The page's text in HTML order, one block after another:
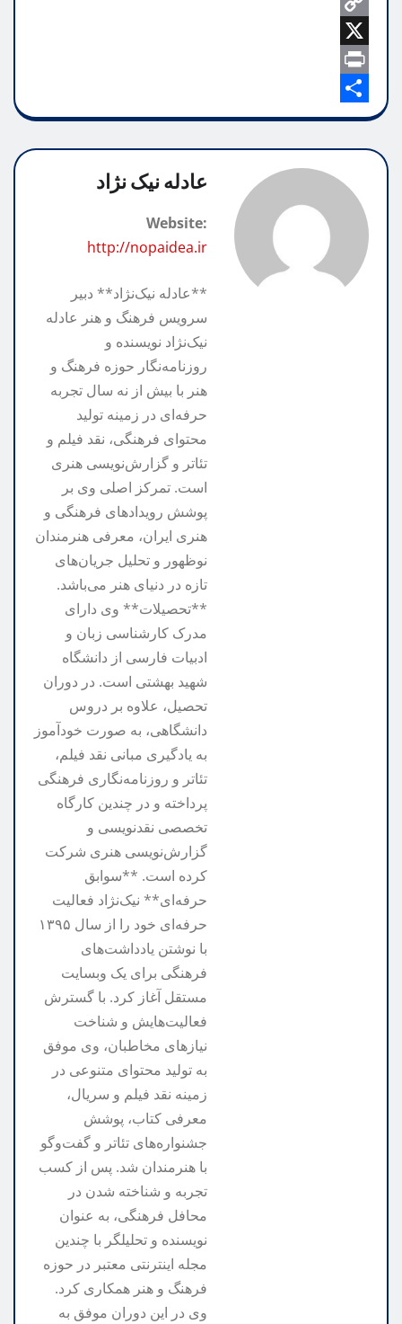
b
o
o
k
a
t
A
p
e
e
g
r
m
C
o
p
y
L
n
k
X
P
r
i
S
h
r
e
عادله نیک نژاد
Website:
http://nopaidea.ir
**عادله نیک‌نژاد** دبیر
سرویس فرهنگ و هنر عادله
نیک‌نژاد نویسنده و
روزنامه‌نگار حوزه فرهنگ و
هنر با بیش از نه سال تجربه
حرفه‌ای در زمینه تولید
محتوای فرهنگی، نقد فیلم و
تئاتر و گزارش‌نویسی هنری
است. تمرکز اصلی وی بر
پوشش رویدادهای فرهنگی و
هنری ایران، معرفی هنرمندان
نوظهور و تحلیل جریان‌های
تازه در دنیای هنر می‌باشد.
**تحصیلات** وی دارای
مدرک کارشناسی زبان و
ادبیات فارسی از دانشگاه
شهید بهشتی است. در دوران
تحصیل، علاوه بر دروس
دانشگاهی، به صورت خودآموز
به یادگیری مبانی نقد فیلم،
تئاتر و روزنامه‌نگاری فرهنگی
پرداخته و در چندین کارگاه
تخصصی نقدنویسی و
گزارش‌نویسی هنری شرکت
کرده است. **سوابق
حرفه‌ای** نیک‌نژاد فعالیت
حرفه‌ای خود را از سال ۱۳۹۵
با نوشتن یادداشت‌های
فرهنگی برای یک وبسایت
مستقل آغاز کرد. با گسترش
فعالیت‌هایش و شناخت
نیازهای مخاطبان، وی موفق
به تولید محتوای متنوعی در
زمینه نقد فیلم و سریال،
معرفی کتاب، پوشش
جشنواره‌های تئاتر و گفت‌وگو
با هنرمندان شد. پس از کسب
تجربه و شناخته شدن در
محافل فرهنگی، به عنوان
نویسنده و تحلیلگر با چندین
مجله اینترنتی معتبر در حوزه
فرهنگ و هنر همکاری کرد.
وی در این دوران موفق به